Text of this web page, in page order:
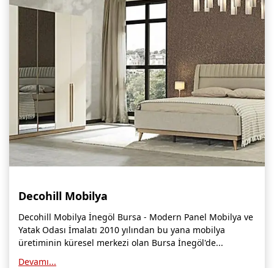
Decohill Mobilya
Decohill Mobilya İnegöl Bursa - Modern Panel Mobilya ve
Yatak Odası İmalatı 2010 yılından bu yana mobilya
üretiminin küresel merkezi olan Bursa İnegöl'de...
Devamı...